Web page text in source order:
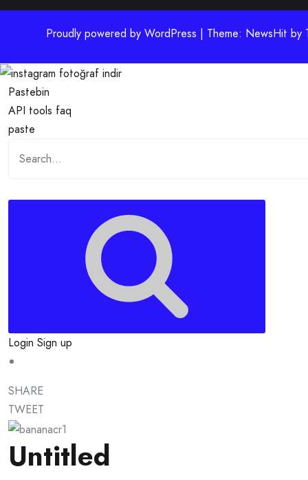
Proudly powered by WordPress | Theme: NewsHit by
Pastebin
API tools faq
paste
Login Sign up
SHARE
TWEET
Untitled